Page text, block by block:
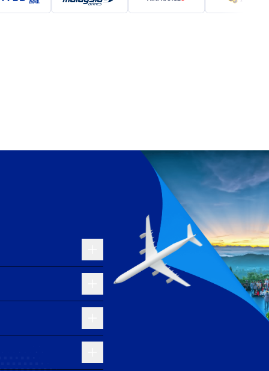
hợp với Ryanair.
với tiện nghi hiện đại, dịch vụ cao cấp và đội ngũ
ích sang trọng trên suốt chuyến bay, mang đến cho
chuyên nghiệp và mạng lưới kết nối thuận tiện giúp
đầy đủ dịch vụ cho hành khách, đồng thời đảm
trải nghiệm dịch vụ chất lượng cao và sự chăm